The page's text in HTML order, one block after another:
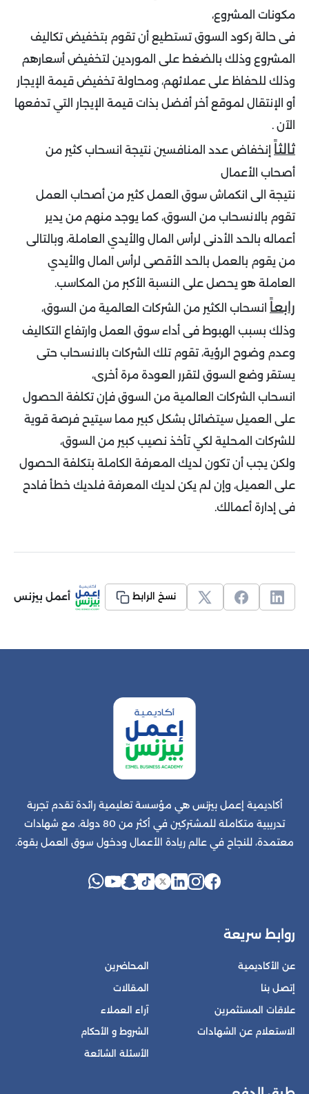
مكونات المشروع،
فى حالة ركود السوق تستطيع أن تقوم بتخفيض تكاليف
المشروع وذلك بالضغط على الموردين لتخفيض أسعارهم
وذلك للحفاظ على عملائهم، ومحاولة تخفيض قيمة الإيجار
أو الإنتقال لموقع أخر أفضل بذات قيمة الإيجار التي تدفعها
الآن .
ثالثاً إنخفاض عدد المنافسين نتيجة انسحاب كثير من
أصحاب الأعمال
نتيجة الى انكماش سوق العمل كثير من أصحاب العمل
تقوم بالانسحاب من السوق، كما يوجد منهم من يدير
أعماله بالحد الأدنى لرأس المال والأيدي العاملة، وبالتالى
من يقوم بالعمل بالحد الأقصى لرأس المال والأيدي
العاملة هو يحصل على النسبة الأكبر من المكاسب.
رابعاً انسحاب الكثير من الشركات العالمية من السوق،
وذلك بسبب الهبوط فى أداء سوق العمل وارتفاع التكاليف
وعدم وضوح الرؤية، تقوم تلك الشركات بالانسحاب حتى
يستقر وضع السوق لتقرر العودة مرة أخرى،
انسحاب الشركات العالمية من السوق فإن تكلفة الحصول
على العميل سيتضائل بشكل كبير مما سيتيح فرصة قوية
للشركات المحلية لكي تأخذ نصيب كبير من السوق،
ولكن يجب أن تكون لديك المعرفة الكاملة بتكلفة الحصول
على العميل، وإن لم يكن لديك المعرفة فلديك خطأ فادح
فى إدارة أعمالك.
نسخ الرابط أعمل بيزنس
أكاديمية إعمل بيزنس هي مؤسسة تعليمية رائدة تقدم تجربة
تدريبية متكاملة للمشتركين في أكثر من 80 دولة، مع شهادات
معتمدة، للنجاح في عالم ريادة الأعمال ودخول سوق العمل بقوة.
روابط سريعة
عن الأكاديمية
إتصل بنا
علاقات المستثمرين
الاستعلام عن الشهادات
المحاضرين
المقالات
آراء العملاء
الشروط و الأحكام
الأسئلة الشائعة